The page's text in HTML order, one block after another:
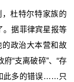
杜特尔特家族的
。据菲律宾星报等
政治大本营和故
“支离破碎”、“存
此多的错误……只